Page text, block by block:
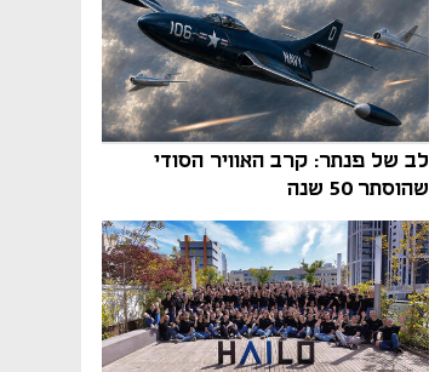
לב של פנתר: קרב האוויר הסודי
שהוסתר 50 שנה